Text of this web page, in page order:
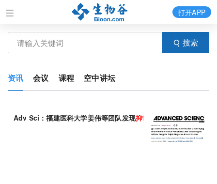
搜索
打开APP
资讯 会议 课程 空中讲坛
Adv Sci：福建医科大学姜伟等团队发现抑制 铁死亡是关键，JAK